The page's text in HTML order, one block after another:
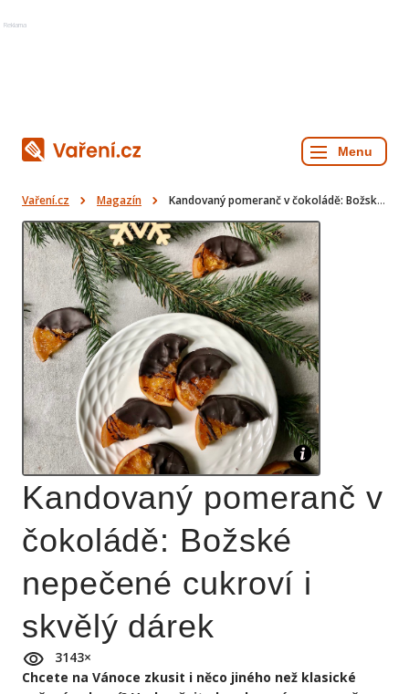
Reklama
Vaření.cz Magazín Kandovaný pomeranč v čokoládě: Božské nepečené cukroví i skvělý dárek
Kandovaný pomeranč v
čokoládě: Božské
nepečené cukroví i
skvělý dárek
3143×
Chcete na Vánoce zkusit i něco jiného než klasické